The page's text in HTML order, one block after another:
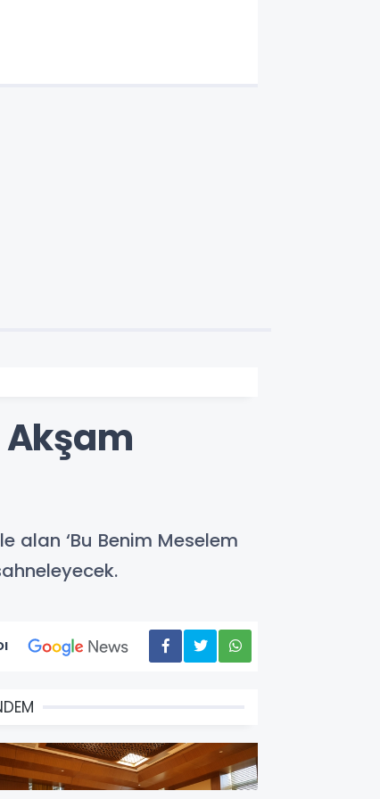
alan ‘Bu Benim Meselem